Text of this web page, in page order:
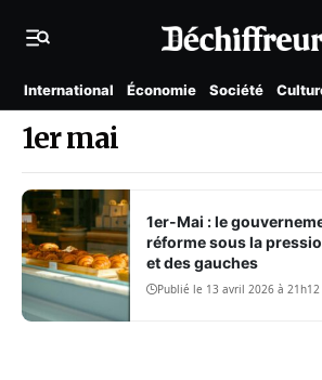
International Économie Société
1er mai
1er-Mai : le
réforme sous la
et des gauches
Publié le 13 avril 2026 à 21h12